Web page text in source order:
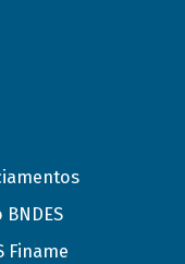
BNDES
Finame